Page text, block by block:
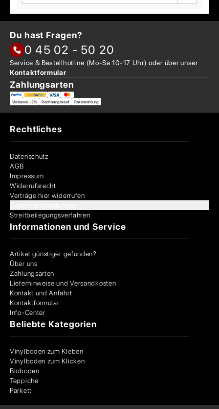
Du hast Fragen?
0 45 02 - 50 20
Service & Bestellhotline (Mo-Sa 10-17 Uhr) oder überunser
Kontaktformular
Zahlungsarten
Vorkasse -2% Rechnungskauf Ratenzahlung
Rechtliches
Datenschutz
AGB
Impressum
Widerrufsrecht
Verträge hier widerrufen
Streitbeilegungsverfahren
Informationen und Service
Artikel günstiger gefunden?
Über uns
Zahlungsarten
Lieferhinweise und Versandkosten
Kontakt und Anfahrt
Kontaktformular
Info-Center
Beliebte Kategorien
Vinylboden zum Kleben
Vinylboden zum Klicken
Bioboden
Teppiche
Parkett